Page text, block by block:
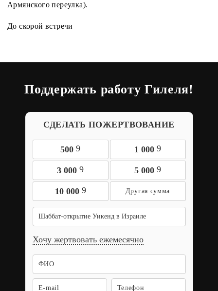
Армянского переулка).
До скорой встречи️
Поддержать работу Гилеля!
СДЕЛАТЬ ПОЖЕРТВОВАНИЕ
500 9 1 000 9
3 000 9 5 000 9
10 000 9
Шаббат-открытие Уикенд в Израиле
Хочу жертвовать ежемесячно